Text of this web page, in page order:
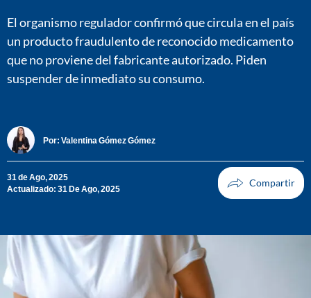
El organismo regulador confirmó que circula en el país
un producto fraudulento de reconocido medicamento
que no proviene del fabricante autorizado. Piden
suspender de inmediato su consumo.
Por: Valentina Gómez Gómez
31 de Ago, 2025
Actualizado: 31 De Ago, 2025